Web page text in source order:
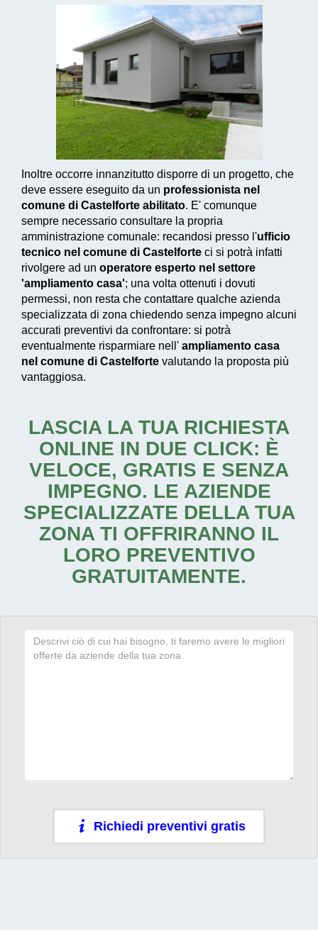
Inoltre occorre innanzitutto disporre di un progetto, che
deve essere eseguito da un professionista nel
comune di Castelforte abilitato. E' comunque
sempre necessario consultare la propria
amministrazione comunale: recandosi presso l'ufficio
tecnico nel comune di Castelforte ci si potrà infatti
rivolgere ad un operatore esperto nel settore
'ampliamento casa'; una volta ottenuti i dovuti
permessi, non resta che contattare qualche azienda
specializzata di zona chiedendo senza impegno alcuni
accurati preventivi da confrontare: si potrà
eventualmente risparmiare nell' ampliamento casa
nel comune di Castelforte valutando la proposta più
vantaggiosa.
LASCIA LA TUA RICHIESTA
ONLINE IN DUE CLICK: È
VELOCE, GRATIS E SENZA
IMPEGNO. LE AZIENDE
SPECIALIZZATE DELLA TUA
ZONA TI OFFRIRANNO IL
LORO PREVENTIVO
GRATUITAMENTE.
Richiedi preventivi gratis